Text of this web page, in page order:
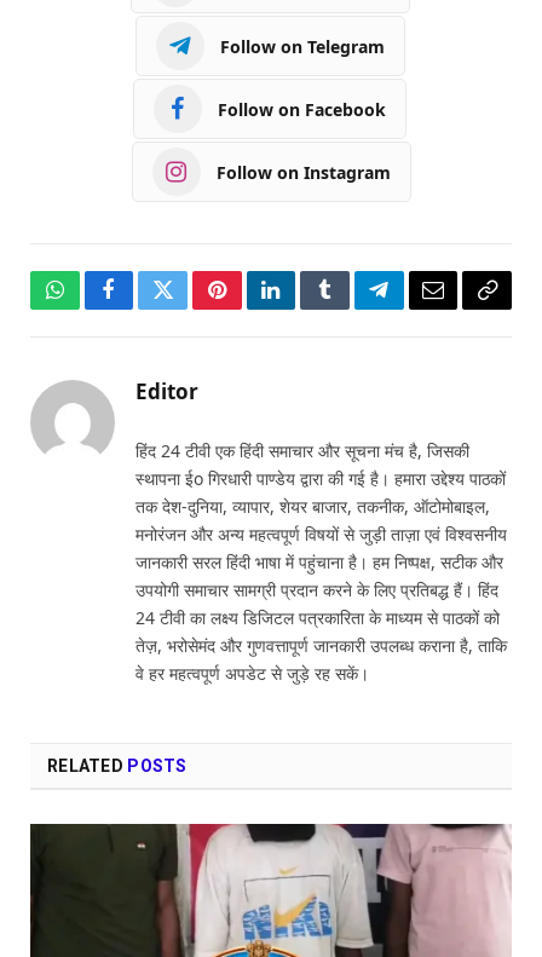
Follow on Telegram
Follow on Facebook
Follow on Instagram
WhatsAppFacebookTwitterPinterestLinkedInTumblrTelegramEmailCopy
Editor
हिंद 24 टीवी एक हिंदी समाचार और सूचना मंच है, जिसकी
स्थापना ईo गिरधारी पाण्डेय द्वारा की गई है। हमारा उद्देश्य पाठकों
तक देश-दुनिया, व्यापार, शेयर बाजार, तकनीक, ऑटोमोबाइल,
मनोरंजन और अन्य महत्वपूर्ण विषयों से जुड़ी ताज़ा एवं विश्वसनीय
जानकारी सरल हिंदी भाषा में पहुंचाना है। हम निष्पक्ष, सटीक और
उपयोगी समाचार सामग्री प्रदान करने के लिए प्रतिबद्ध हैं। हिंद
24 टीवी का लक्ष्य डिजिटल पत्रकारिता के माध्यम से पाठकों को
तेज़, भरोसेमंद और गुणवत्तापूर्ण जानकारी उपलब्ध कराना है, ताकि
वे हर महत्वपूर्ण अपडेट से जुड़े रह सकें।
RELATED POSTS